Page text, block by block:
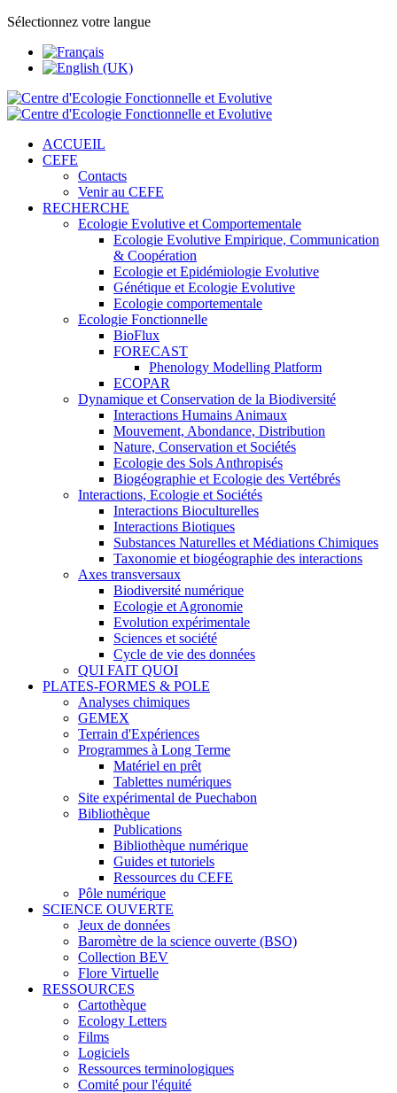
Sélectionnez votre langue
ACCUEIL
CEFE
Contacts
Venir au CEFE
RECHERCHE
Ecologie Evolutive et Comportementale
Ecologie Evolutive Empirique, Communication
& Coopération
Ecologie et Epidémiologie Evolutive
Génétique et Ecologie Evolutive
Ecologie comportementale
Ecologie Fonctionnelle
BioFlux
FORECAST
Phenology Modelling Platform
ECOPAR
Dynamique et Conservation de la Biodiversité
Interactions Humains Animaux
Mouvement, Abondance, Distribution
Nature, Conservation et Sociétés
Ecologie des Sols Anthropisés
Biogéographie et Ecologie des Vertébrés
Interactions, Ecologie et Sociétés
Interactions Bioculturelles
Interactions Biotiques
Substances Naturelles et Médiations Chimiques
Taxonomie et biogéographie des interactions
Axes transversaux
Biodiversité numérique
Ecologie et Agronomie
Evolution expérimentale
Sciences et société
Cycle de vie des données
QUI FAIT QUOI
PLATES-FORMES & POLE
Analyses chimiques
GEMEX
Terrain d'Expériences
Programmes à Long Terme
Matériel en prêt
Tablettes numériques
Site expérimental de Puechabon
Bibliothèque
Publications
Bibliothèque numérique
Guides et tutoriels
Ressources du CEFE
Pôle numérique
SCIENCE OUVERTE
Jeux de données
Baromètre de la science ouverte (BSO)
Collection BEV
Flore Virtuelle
RESSOURCES
Cartothèque
Ecology Letters
Films
Logiciels
Ressources terminologiques
Comité pour l'équité